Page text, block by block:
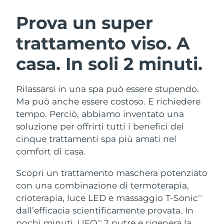
Prova un super
trattamento viso.A
casa. In soli 2 minuti.
Rilassarsi in una spa può essere stupendo.
Ma può anche essere costoso. E richiedere
tempo. Perciò, abbiamo inventato una
soluzione per offrirti tutti i benefici dei
cinque trattamenti spa più amati nel
comfort di casa.
Scopri un trattamento maschera potenziato
con una combinazione di termoterapia,
crioterapia, luce LED e massaggio T-SonicTM
dall’efficacia scientificamente provata. In
TM
Detersione viso
Anti-aging massage
LUNA™ 4 Plus
Massage, LED heating
LUNA™ 4 Men
For men, anti-aging massage
Lifting viso
Microcurrent toning
BEAR™ 2 go
Microcurrent toning on-the-go
BEAR™ 2 eyes & lips
Microcurrent line smoothing device
Idratazione
UFO™ 3 pacchetto
Deep facial hydration
UFO™ 3 LED
Near-infrared and red light therapy
device
Igiene orale
issa™ 4
Hybrid silicone sonic toothbrush
issa™ 4 plus
Smart hybrid silicone sonic toothbrush
TRATTAMENTI ANTI-AGE FAQ™
Anti-age Trattamenti LED
NEW
Austria
Bahrein Consegna stimata8/10/26
Belgio Consegna stimata8/9/26
Bermuda Consegna stimata8/15/26
Bosnia ed
Erzegovina
Consegna stimata
Brunei Consegna stimata
Bulgaria
Canada Consegna stimata8/13/26
Cile Consegna stimata 8/13/26